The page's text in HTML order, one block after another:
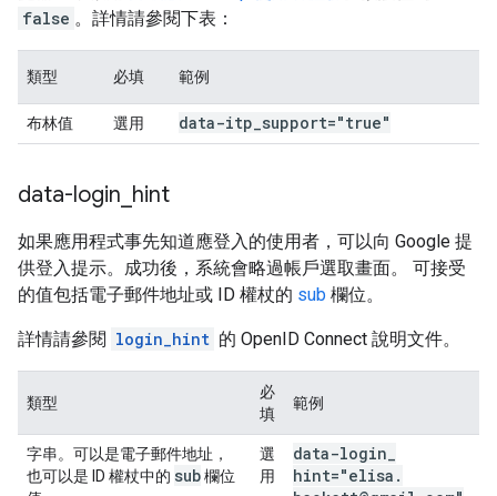
false 。詳情請參閱下表：
類型 必填 範例
布林值 選用 data-itp support="true"
data-login hint
如果應用程式事先知道應登入的使用者，可以向 Google 提
供登入提示。成功後，系統會略過帳戶選取畫面。 可接受
的值包括電子郵件地址或 ID 權杖的 sub 欄位。
詳情請參閱 login_hint 的 OpenID Connect 說明文件。
類型
必
填
範例
字串。可以是電子郵件地址，
也可以是 ID 權杖中的 sub欄位
選
用
data-login
hint="elisa .